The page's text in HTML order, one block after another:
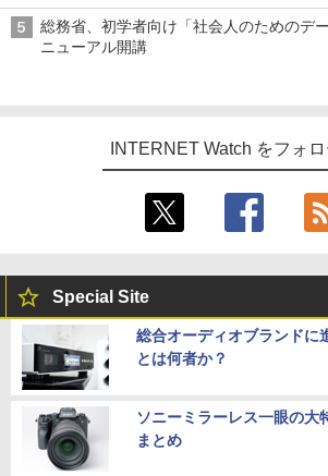
総務省、初学者向け「社会人のためのデ
ニューアル開講
INTERNET Watch をフォ
Special Site
総合オーディオブランドに
とは何者か？
ソニーミラーレス一眼の大
まとめ